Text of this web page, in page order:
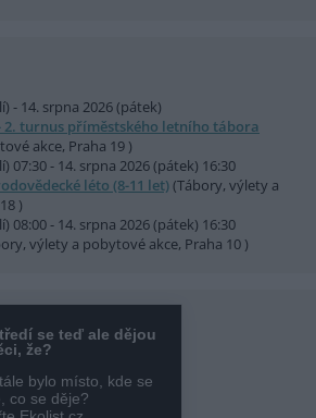
- 14. srpna 2026 (pátek)
2. turnus příměstského letního tábora
akce, Praha 19 )
07:30 - 14. srpna 2026 (pátek) 16:30
léto (8-11 let)(Tábory, výlety a
)
08:00 - 14. srpna 2026 (pátek) 16:30
výlety a pobytové akce, Praha 10 )